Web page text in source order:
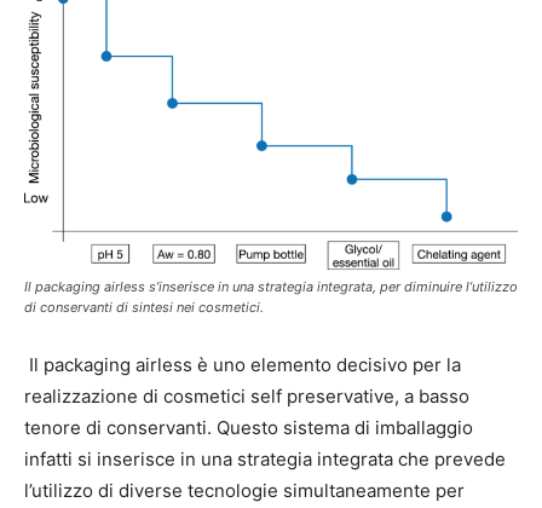
Il packaging airless s’inserisce in una strategia integrata, per diminuire l’utilizzo
di conservanti di sintesi nei cosmetici.
Il packaging airless è uno elemento decisivo per la
realizzazione di cosmetici self preservative, a basso
tenore di conservanti. Questo sistema di imballaggio
infatti si inserisce in una strategia integrata che prevede
l’utilizzo di diverse tecnologie simultaneamente per